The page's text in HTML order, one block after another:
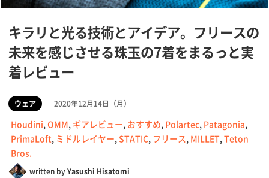
キラリと光る技術とアイデア。フリースの
未来を感じさせる珠玉の7着をまるっと実
着レビュー
ウェア 2020年12月14日（月）
Houdini,OMM, ギアレビュー, おすすめ, Polartec, Patagonia,
PrimaLoft, ミドルレイヤー,STATIC, フリース, MILLET,Teton
Bros.
written byYasushi Hisatomi